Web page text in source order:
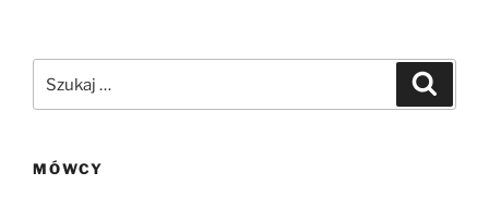
MÓWCY